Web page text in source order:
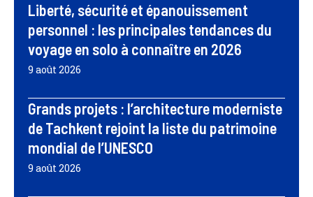
Liberté, sécurité et épanouissement
personnel : les principales tendances du
voyage en solo à connaître en 2026
9 août 2026
Grands projets : l’architecture moderniste
de Tachkent rejoint la liste du patrimoine
mondial de l’UNESCO
9 août 2026